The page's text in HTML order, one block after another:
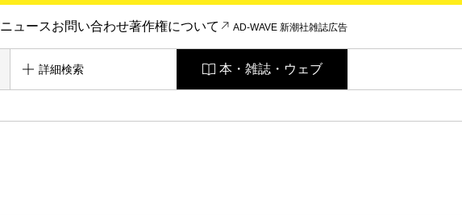
ニュースお問い合わせ著作権について AD-WAVE 新潮社雑誌広告
詳細検索 本・雑誌・ウェブ